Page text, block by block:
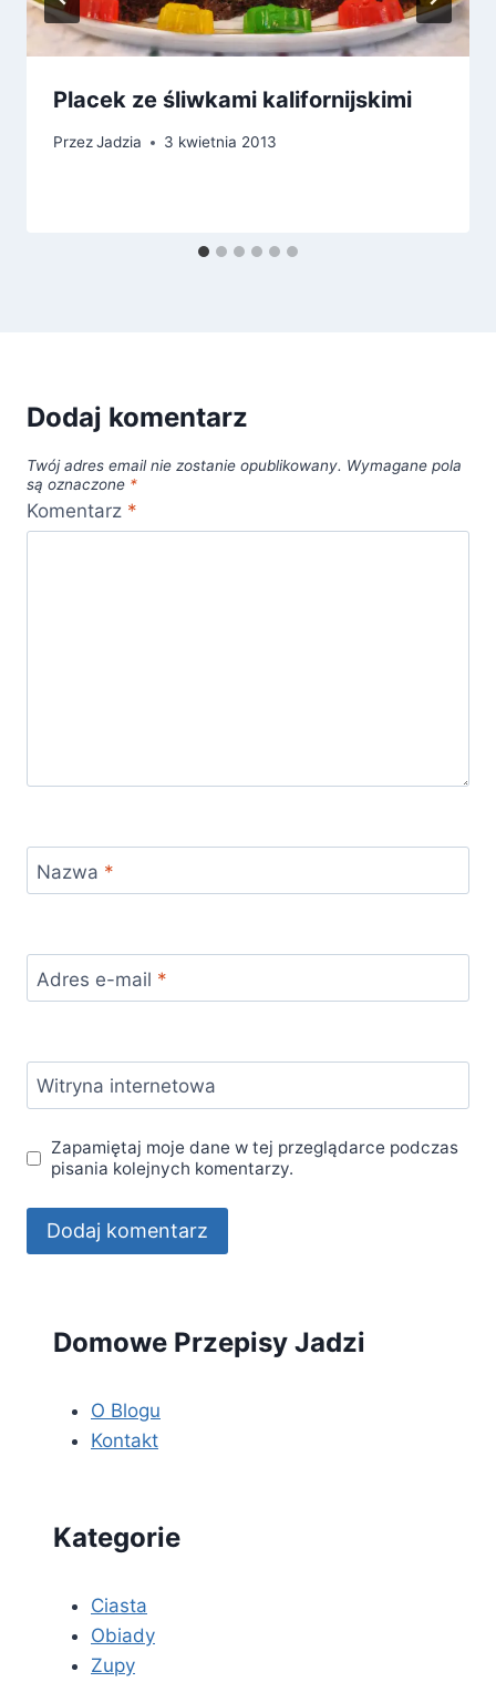
Placek ze śliwkami kalifornijskimi
PrzezJadzia 3 kwietnia 2013
Dodaj komentarz
Twój adres email nie zostanie opublikowany. Wymagane pola
są oznaczone *
Komentarz *
Nazwa *
Adres e-mail *
Witryna internetowa
Zapamiętaj moje dane w tej przeglądarce podczas
pisania kolejnych komentarzy.
Domowe Przepisy Jadzi
O Blogu
Kontakt
Kategorie
Ciasta
Obiady
Zupy